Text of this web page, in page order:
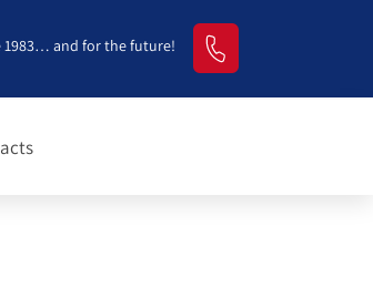
1983… and for the future!